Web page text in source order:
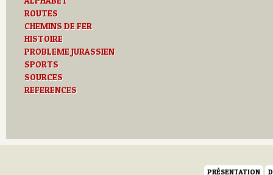
ROUTES
CHEMINS DE FER
HISTOIRE
PROBLEME JURASSIEN
SPORTS
SOURCES
REFERENCES
PRÉSENTATION